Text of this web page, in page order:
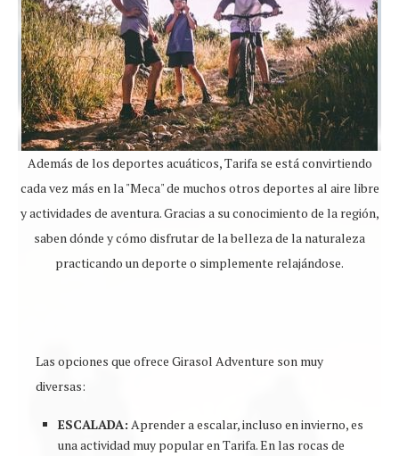
Además de los deportes acuáticos, Tarifa se está convirtiendo
cada vez más en la "Meca" de muchos otros deportes al aire libre
y actividades de aventura. Gracias a su conocimiento de la región,
saben dónde y cómo disfrutar de la belleza de la naturaleza
practicando un deporte o simplemente relajándose.
Las opciones que ofrece Girasol Adventure son muy
diversas:
ESCALADA: Aprender a escalar, incluso en invierno, es
una actividad muy popular en Tarifa. En las rocas de